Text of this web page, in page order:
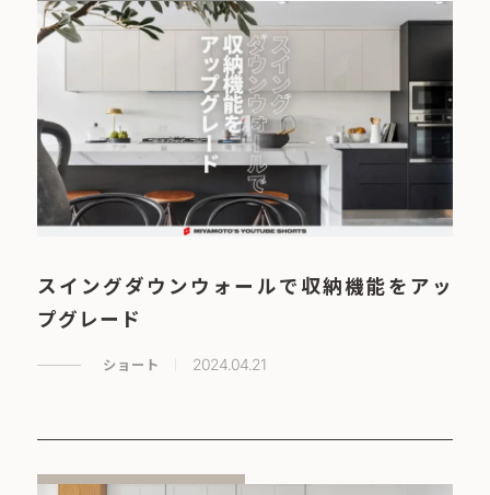
スイングダウンウォールで収納機能をアッ
プグレード
ショート 2024.04.21